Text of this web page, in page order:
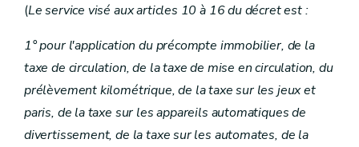
(Le service visé aux articles 10 à 16 du décret est :
1° pour l'application du précompte immobilier, de la
taxe de circulation, de la taxe de mise en circulation, du
prélèvement kilométrique, de la taxe sur les jeux et
paris, de la taxe sur les appareils automatiques de
divertissement, de la taxe sur les automates, de la